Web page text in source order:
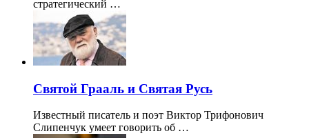
стратегический …
Святой Грааль и Святая Русь
Известный писатель и поэт Виктор Трифонович
Слипенчук умеет говорить об …